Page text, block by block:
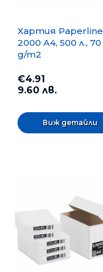
Хартия Paperline
2000 A4, 500 л., 70
g/m2
€4.91
9.60 лв.
Виж детайли